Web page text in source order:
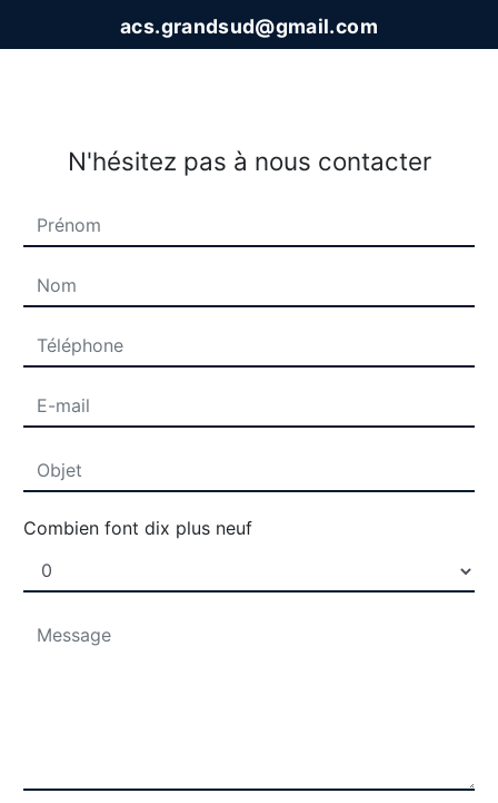
acs.grandsud@gmail.com
N'hésitez pas à nous contacter
Combien font dix plus neuf